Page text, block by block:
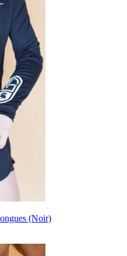
(Noir)